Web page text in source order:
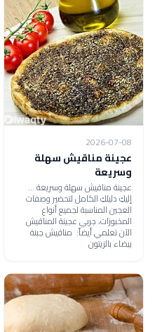
2026-07-08
عجينة مناقيش سهلة
وسريعة
عجينة مناقيش سهلة وسريعة ...
إليكِ دليلكِ الكامل لتحضير وصفات
العجين المناسبة لجميع أنواع
المخبوزات، جربي عجينة المناقيش
الآن تعلمي أيضاً: مناقيش جبنة
بيضاء بالزيتون